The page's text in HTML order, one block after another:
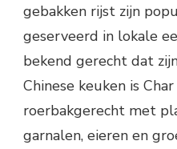
gebakken rijst zijn
geserveerd in lokale
bekend gerecht dat
Chinese keuken is
roerbakgerecht met
garnalen, eieren en